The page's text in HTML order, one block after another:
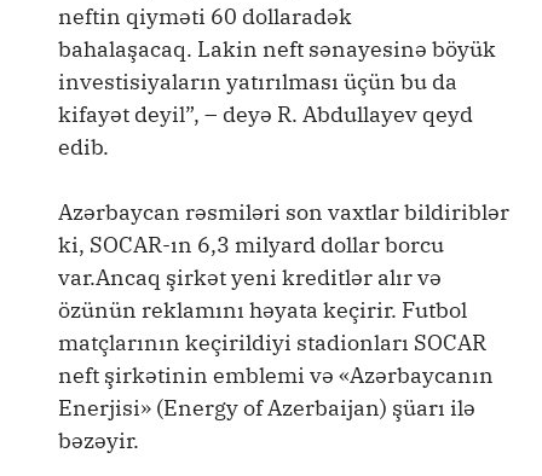
neftin qiyməti 60 dollaradək
bahalaşacaq. Lakin neft sənayesinə böyük
investisiyaların yatırılması üçün bu da
kifayət deyil”, – deyə R. Abdullayev qeyd
edib.
Azərbaycan rəsmiləri son vaxtlar bildiriblər
ki, SOCAR-ın 6,3 milyard dollar borcu
var.Ancaq şirkət yeni kreditlər alır və
özünün reklamını həyata keçirir. Futbol
matçlarının keçirildiyi stadionları SOCAR
neft şirkətinin emblemi və «Azərbaycanın
Enerjisi» (Energy of Azerbaijan) şüarı ilə
bəzəyir.